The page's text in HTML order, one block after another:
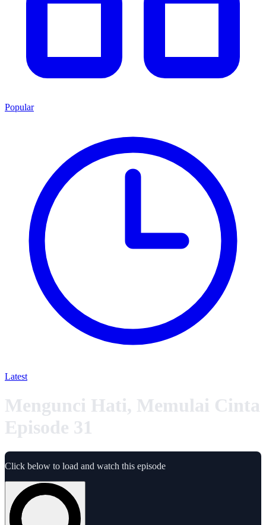
Popular
Latest
Mengunci Hati, Memulai Cinta
Episode 31
Click below to load and watch this episode